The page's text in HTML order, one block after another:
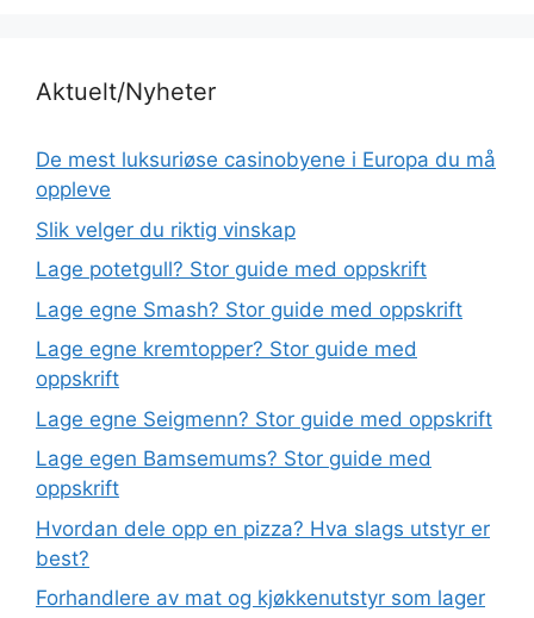
Aktuelt/Nyheter
De mest luksuriøse casinobyene i Europa du må
oppleve
Slik velger du riktig vinskap
Lage potetgull? Stor guide med oppskrift
Lage egne Smash? Stor guide med oppskrift
Lage egne kremtopper? Stor guide med
oppskrift
Lage egne Seigmenn? Stor guide med oppskrift
Lage egen Bamsemums? Stor guide med
oppskrift
Hvordan dele opp en pizza? Hva slags utstyr er
best?
Forhandlere av mat og kjøkkenutstyr som lager